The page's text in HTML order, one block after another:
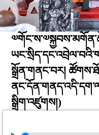
སྒྲོན་གནང་བར།
སྒྲིག་འཛུགས།)